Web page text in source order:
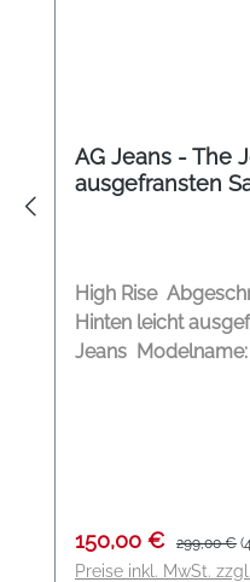
AG Jeans - The
ausgefransten
High Rise
Hinten leicht
Jeans
Verkaufspreis:
150,00 € Regulärer
299,00 €
Preise inkl. MwSt.